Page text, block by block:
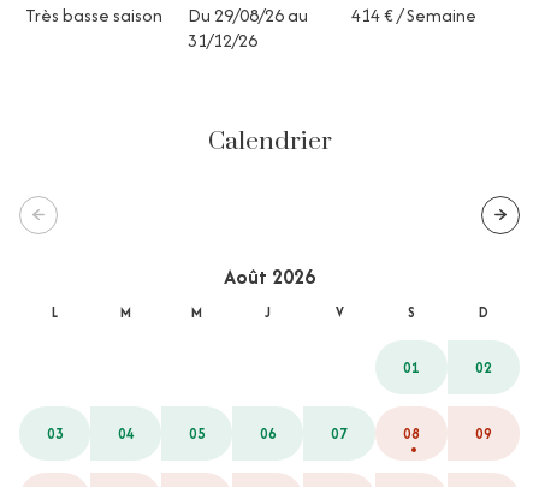
Très basse saison
Du 29/08/26 au
31/12/26
414 € / Semaine
Calendrier
Août 2026
L M M J V S D
01 02
03 04 05 06 07 08 09